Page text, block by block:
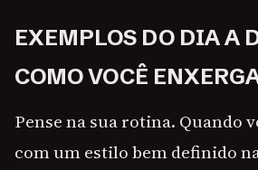
EXEMPLOS DO DIA A
COMO VOCÊ
Pense na sua rotina. Quando
com um estilo bem definido